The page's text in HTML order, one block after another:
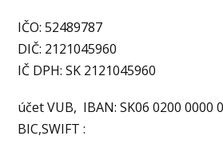
IČO: 52489787
DIČ: 2121045960
IČ DPH: SK 2121045960
účet VUB, IBAN: SK06 0200 0000
BIC,SWIFT :